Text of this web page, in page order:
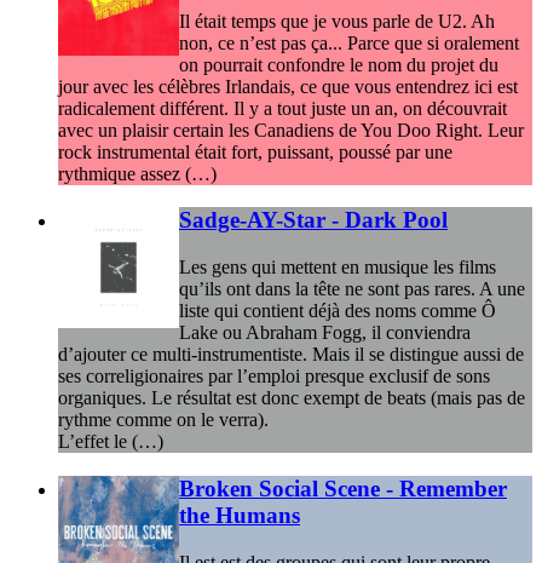
Il était temps que je vous parle de U2. Ah
non, ce n’est pas ça... Parce que si oralement
on pourrait confondre le nom du projet du
jour avec les célèbres Irlandais, ce que vous entendrez ici est
radicalement différent. Il y a tout juste un an, on découvrait
avec un plaisir certain les Canadiens de You Doo Right. Leur
rock instrumental était fort, puissant, poussé par une
rythmique assez (…)
Sadge-AY-Star - Dark Pool
Les gens qui mettent en musique les films
qu’ils ont dans la tête ne sont pas rares. A une
liste qui contient déjà des noms comme Ô
Lake ou Abraham Fogg, il conviendra
d’ajouter ce multi-instrumentiste. Mais il se distingue aussi de
ses correligionaires par l’emploi presque exclusif de sons
organiques. Le résultat est donc exempt de beats (mais pas de
rythme comme on le verra).
L’effet le (…)
Broken Social Scene - Remember
the Humans